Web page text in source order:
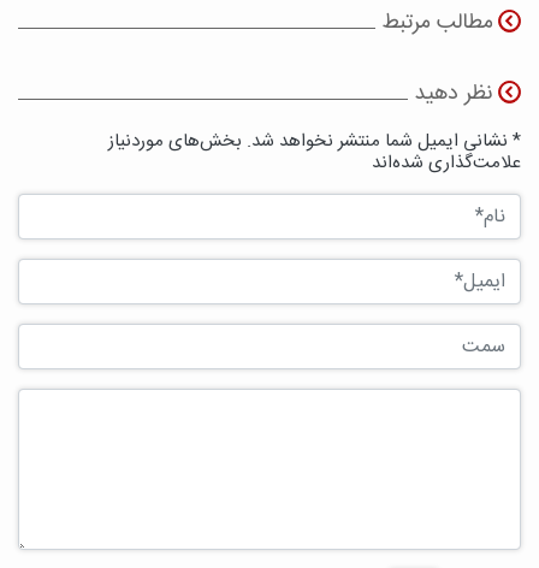
مطالب مرتبط
نظر دهید
* نشانی ایمیل شما منتشر نخواهد شد. بخش‌های موردنیاز
علامت‌گذاری شده‌اند